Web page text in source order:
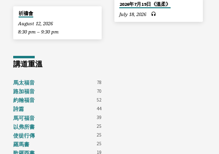
祈禱會
August 12, 2026
8:30 pm – 9:30 pm
2026年7月19日《溫柔》
July 18, 2026
講道重溫
馬太福音 78
路加福音 70
約翰福音 52
詩篇 44
馬可福音 39
以弗所書 25
使徒行傳 25
羅馬書 25
19